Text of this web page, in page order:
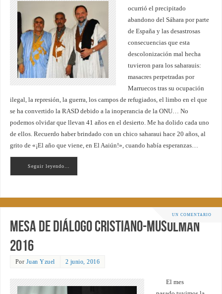
ocurrió el precipitado
abandono del Sáhara por parte
de España y las desastrosas
consecuencias que esta
descolonización mal hecha
tuvieron para los saharauis:
masacres perpetradas por
Marruecos tras su ocupación
ilegal, la represión, la guerra, los campos de refugiados, el limbo en el que
se ha convertido la RASD debido a la inoperancia de la ONU… No
podemos olvidar que llevan 41 años en el desierto. Me ha dolido cada uno
de ellos. Recuerdo haber brindado con un chico saharaui hace 20 años, al
grito de «¡El año que viene, en El Aaiún!», cuando había esperanzas…
Seguir leyendo…
UN COMENTARIO
Mesa de diálogo cristiano-musulmán
2016
Por Juan Yzuel 2 junio, 2016
El mes